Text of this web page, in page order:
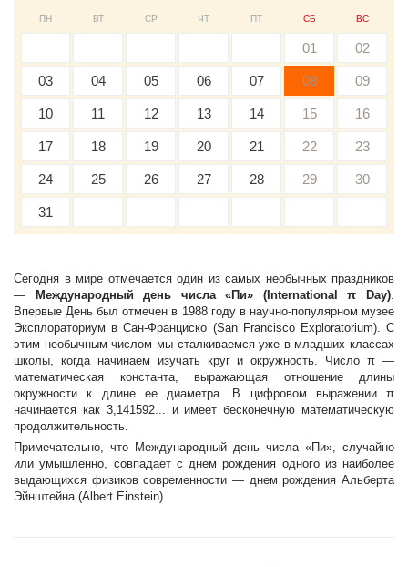
ПН ВТ СР ЧТ ПТ СБ ВС
01 02
03 04 05 06 07 08 09
10 11 12 13 14 15 16
17 18 19 20 21 22 23
24 25 26 27 28 29 30
31
Сегодня в мире отмечается один из самых необычных праздников
—
Международный день числа «Пи» (International π Day).
Впервые День был отмечен в 1988 году в научно-популярном музее
Эксплораториум в Сан-Франциско (San Francisco Exploratorium). С
этим необычным числом мы сталкиваемся уже в младших классах
школы, когда начинаем изучать круг и окружность. Число π —
математическая константа, выражающая отношение длины
окружности к длине ее диаметра. В цифровом выражении π
начинается как 3,141592... и имеет бесконечную математическую
продолжительность.
Примечательно, что Международный день числа «Пи», случайно
или умышленно, совпадает с днем рождения одного из наиболее
выдающихся физиков современности — днем рождения Альберта
Эйнштейна (Albert Einstein).